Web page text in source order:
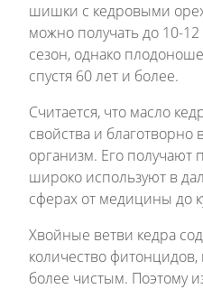
шишки с кедровыми
можно получать до 10-
сезон, однако
спустя 60 лет и более.
Считается, что масло
свойства и благотворно
организм. Его
широко используют в
сферах от медицины до
Хвойные ветви кедра
количество
более чистым. Поэтому